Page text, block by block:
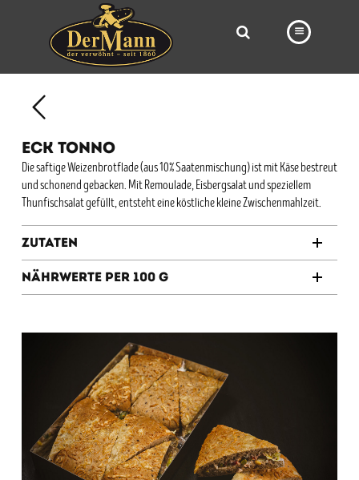
BROTWAY
KARRIERE
ECK TONNO
Die saftige Weizenbrotflade (aus 10% Saatenmischung) ist mit Käse bestreut
und schonend gebacken. Mit Remoulade, Eisbergsalat und speziellem
Thunfischsalat gefüllt, entsteht eine köstliche kleine Zwischenmahlzeit.
Zutaten
Nährwerte per 100 g